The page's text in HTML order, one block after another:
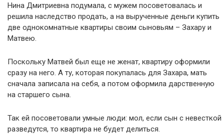
Нина Дмитриевна подумала, с мужем посоветовалась и
решила наследство продать, а на вырученные деньги купить
две однокомнатные квартиры своим сыновьям – Захару и
Матвею.
Поскольку Матвей был еще не женат, квартиру оформили
сразу на него. А ту, которая покупалась для Захара, мать
сначала записала на себя, а потом оформила дарственную
на старшего сына.
Так ей посоветовали умные люди: мол, если сын с невесткой
разведутся, то квартира не будет делиться.